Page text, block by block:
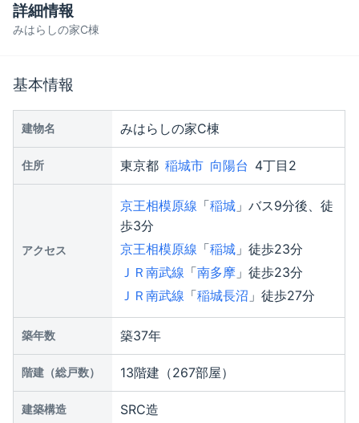
みはらしの家C棟
詳細情報
基本情報
建物名 みはらしの家C棟
住所 東京都 稲城市 向陽台 4丁目2
アクセス
京王相模原線 「稲城 」バス9分後、徒
歩3分
京王相模原線 「稲城 」徒歩23分
ＪＲ南武線 「南多摩 」徒歩23分
ＪＲ南武線 「稲城長沼 」徒歩27分
築年数 築37年
階建（総戸数） 13階建（267部屋）
建築構造 SRC造